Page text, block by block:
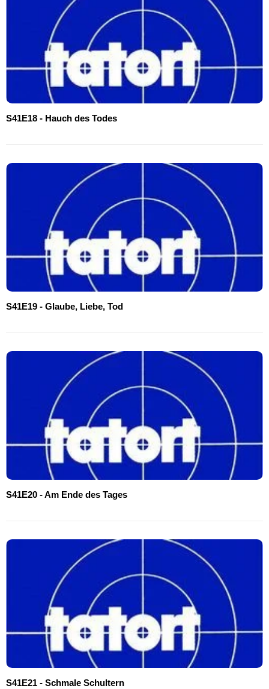
S41E18 - Hauch des Todes
S41E19 - Glaube, Liebe, Tod
S41E20 - Am Ende des Tages
S41E21 - Schmale Schultern